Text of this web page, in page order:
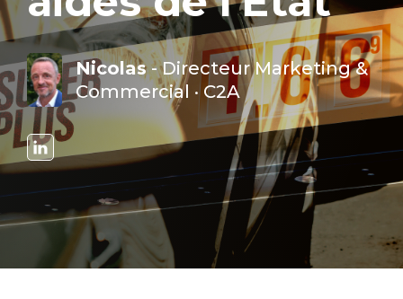
Nicolas- Directeur Marketing &
Commercial · C2A